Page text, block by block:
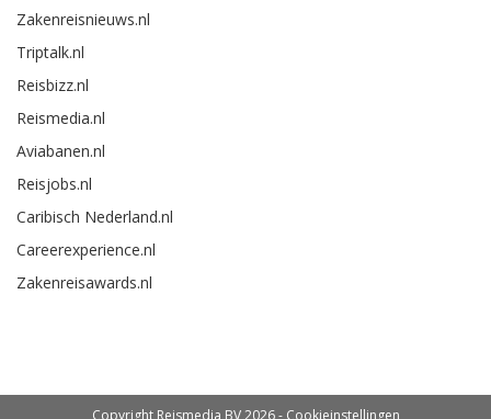
Zakenreisnieuws.nl
Triptalk.nl
Reisbizz.nl
Reismedia.nl
Aviabanen.nl
Reisjobs.nl
Caribisch Nederland.nl
Careerexperience.nl
Zakenreisawards.nl